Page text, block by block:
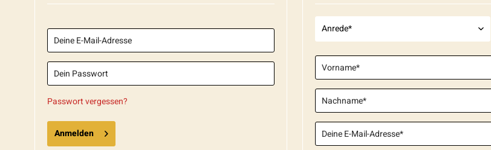
Passwort vergessen?
Anmelden